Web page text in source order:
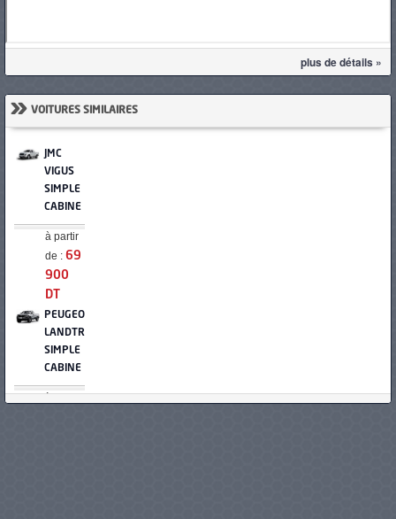
plus de détails »
» VOITURES SIMILAIRES
JMC
VIGUS
SIMPLE
CABINE
à partir
de : 69
900
DT
PEUGEOT
LANDTREK
SIMPLE
CABINE
à partir